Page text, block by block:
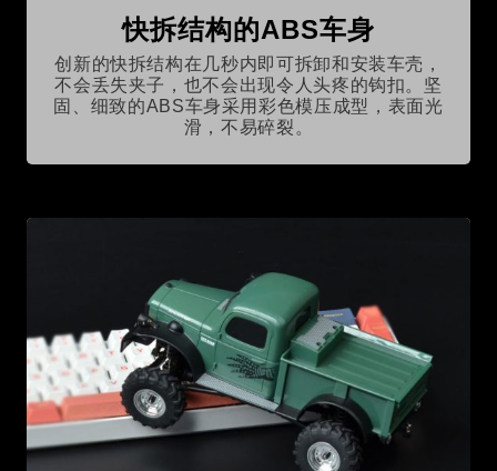
快拆结构的ABS车身
创新的快拆结构在几秒内即可拆卸和安装车壳，
不会丢失夹子，也不会出现令人头疼的钩扣。坚
固、细致的ABS车身采用彩色模压成型，表面光
滑，不易碎裂。